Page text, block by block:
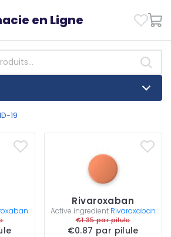
en Ligne
19
Rivaroxaban
Active ingredient Rivaroxaban
€1.35 par pilule
€0.87 par pilule